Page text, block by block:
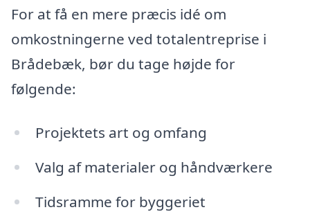
For at få en mere præcis idé om
omkostningerne ved totalentreprise i
Brådebæk, bør du tage højde for
følgende:
Projektets art og omfang
Valg af materialer og håndværkere
Tidsramme for byggeriet